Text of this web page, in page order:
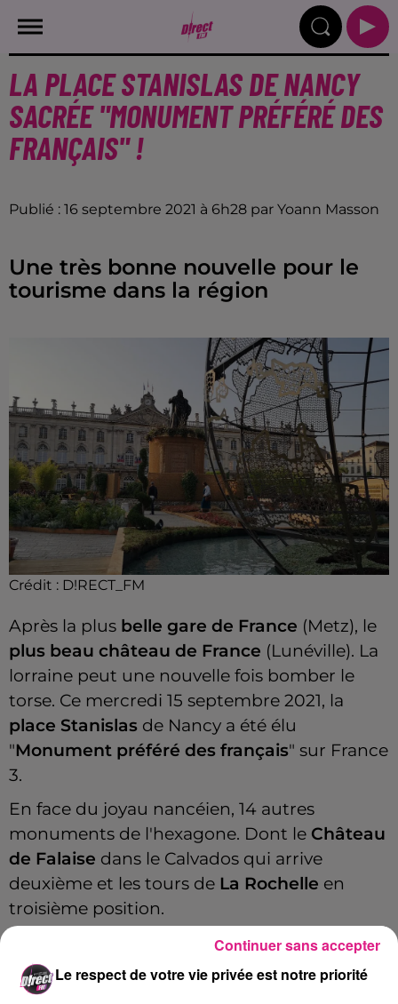
LA PLACE STANISLAS DE NANCY
SACRÉE "MONUMENT PRÉFÉRÉ DES
FRANÇAIS" !
Publié : 16 septembre 2021 à 6h28 par Yoann Masson
Une très bonne nouvelle pour le
tourisme dans la région
Crédit : D!RECT_FM
Après la plus belle gare de France (Metz), le
plus beau château de France (Lunéville). La
lorraine peut une nouvelle fois bomber le
torse. Ce mercredi 15 septembre 2021, la
place Stanislas de Nancy a été élu
"Monument préféré des français" sur France
3.
En face du joyau nancéien, 14 autres
monuments de l'hexagone. Dont le Château
de Falaise dans le Calvados qui arrive
deuxième et les tours de La Rochelle en
troisième position.
Une très bonne nouvelle pour le secteur
touristique
dans la région à quelques jours
du début des journées européennes du
Le respect de votre vie privée est notre priorité
Continuer sans accepter